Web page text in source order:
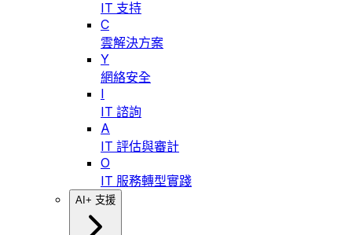
IT 支持
C
雲解決方案
Y
網絡安全
I
IT 諮詢
A
IT 評估與審計
O
IT 服務轉型實踐
AI+ 支援